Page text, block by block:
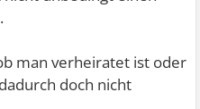
man verheiratet ist oder
doch nicht